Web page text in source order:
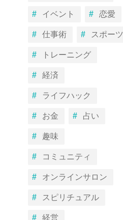
イベント 恋愛
仕事術 スポーツ
トレーニング
経済
ライフハック
お金 占い
趣味
コミュニティ
オンラインサロン
スピリチュアル
経営